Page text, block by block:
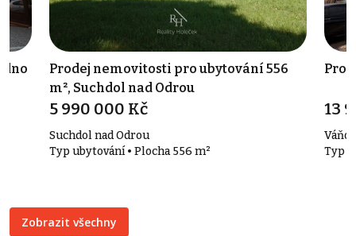
Prodej nemovitosti pro ubytování 556
m², Suchdol nad Odrou
5 990 000 Kč
Suchdol nad Odrou
Typ ubytování • Plocha 556 m²
13
Typ
Zobrazit všechny